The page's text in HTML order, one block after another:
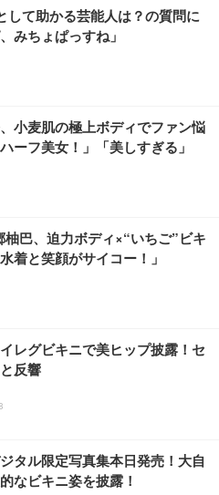
気性メッシュ ゲーミング/勉強/事
ソコンチェア (ブラック)
チェア デスクチェア 疲れない テレ
バックレスト 30度ロッキング機
気性メッシュ ゲーミング/勉強/事
ソコンチェア (ホワイト)
スチェア デスクチェア 肘なし メ
バーサポート付き 腰サポート ガ
度回転 キャスター付き コンパク
E2724HS 27インチ 液晶モニタ
）VA 非光沢 HDMI/DisplayP
280Hz/FHD】GRAPHT THE S
Monitor 24” Essential ゲーミン
インチ 1ms FHD 量子ドット 残
ートベーシック) 【Amazon.co.jp
アイリスオーヤマ ペットシーツ
ペットシーツ 超厚型 お徳用 レギ
Amazon.co.jp限定】
して助かる芸能人は？の質問に
みちょぱっすね」
小麦肌の極上ボディでファン悩
ーフ美女！」「美しすぎる」
巴、迫力ボディ×“いちご”ビキ
着と笑顔がサイコー！」
レグビキニで美ヒップ披露！セ
反響
タル限定写真集本日発売！大自
なビキニ姿を披露！